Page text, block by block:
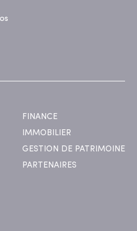
FINANCE
IMMOBILIER
GESTION DE PATRIMOINE
PARTENAIRES